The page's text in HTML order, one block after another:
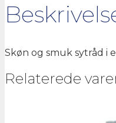
Skøn og smuk sytråd i
Relaterede